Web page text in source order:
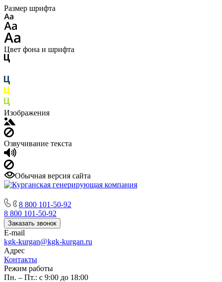
Размер шрифта
Цвет фона и шрифта
Изображения
Озвучивание текста
Обычная версия сайта
8 800 101-50-92
8 800 101-50-92
Заказать звонок
E-mail
kgk-kurgan@kgk-kurgan.ru
Адрес
Контакты
Режим работы
Пн. – Пт.: с 9:00 до 18:00